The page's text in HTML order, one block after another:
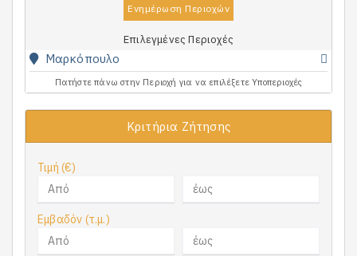
Ενημέρωση Περιοχών
Επιλεγμένες Περιοχές
Μαρκόπουλο
Πατήστε πάνω στην Περιοχή για να επιλέξετε Υποπεριοχές
Κριτήρια Ζήτησης
Τιμή (€)
Εμβαδόν (τ.μ.)